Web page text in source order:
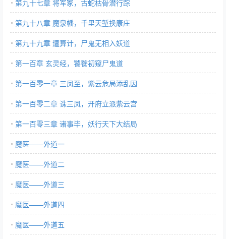
第九十七章 将军冢，古蛇枯骨潜行踪
第九十八章 魔泉幡，千里天堑换康庄
第九十九章 遭算计，尸鬼无相入妖道
第一百章 玄灵经，饕餮初窥尸鬼道
第一百零一章 三凤至，紫云危局添乱因
第一百零二章 诛三凤，开府立派紫云宫
第一百零三章 诸事毕，妖行天下大结局
魔医——外道一
魔医——外道二
魔医——外道三
魔医——外道四
魔医——外道五